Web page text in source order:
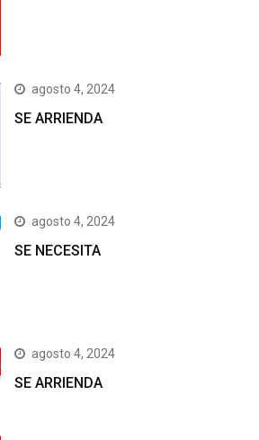
agosto 4, 2024
SE ARRIENDA
agosto 4, 2024
SE NECESITA
agosto 4, 2024
SE ARRIENDA